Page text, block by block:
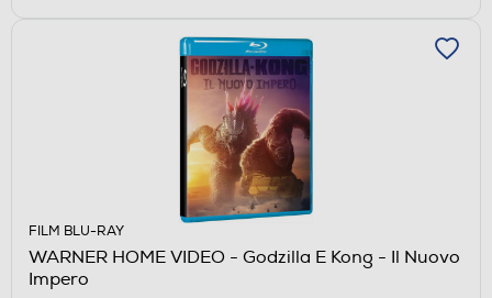
FILM BLU-RAY
WARNER HOME VIDEO - Godzilla E Kong - Il Nuovo
Impero